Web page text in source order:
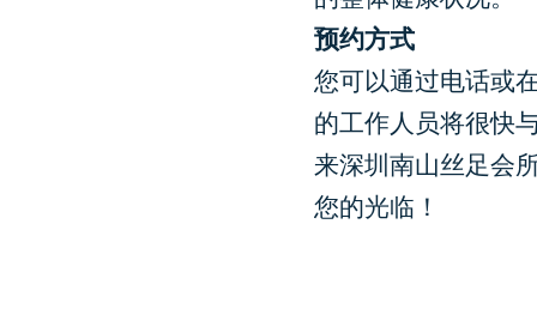
预约方式
您可以通过电话或
的工作人员将很快
来深圳南山丝足会
您的光临！